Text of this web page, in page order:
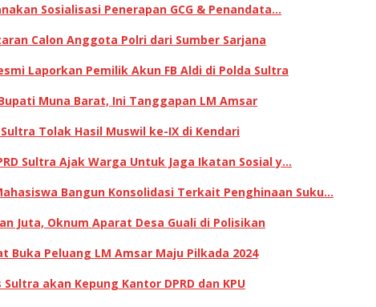
Sosialisasi Penerapan GCG & Penandata…
Calon Anggota Polri dari Sumber Sarjana
Laporkan Pemilik Akun FB Aldi di Polda Sultra
Muna Barat, Ini Tanggapan LM Amsar
Tolak Hasil Muswil ke-IX di Kendari
Sultra Ajak Warga Untuk Jaga Ikatan Sosial y…
Bangun Konsolidasi Terkait Penghinaan Suku…
Juta, Oknum Aparat Desa Guali di Polisikan
Buka Peluang LM Amsar Maju Pilkada 2024
akan Kepung Kantor DPRD dan KPU